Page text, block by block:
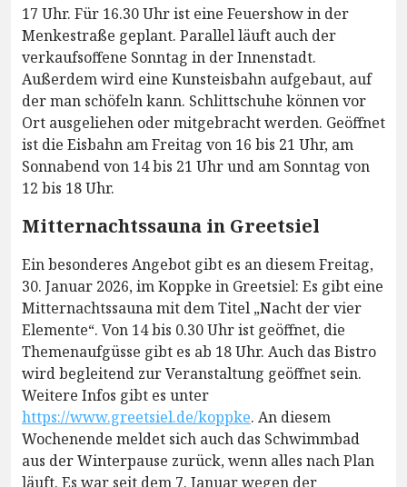
17 Uhr. Für 16.30 Uhr ist eine Feuershow in der
Menkestraße geplant. Parallel läuft auch der
verkaufsoffene Sonntag in der Innenstadt.
Außerdem wird eine Kunsteisbahn aufgebaut, auf
der man schöfeln kann. Schlittschuhe können vor
Ort ausgeliehen oder mitgebracht werden. Geöffnet
ist die Eisbahn am Freitag von 16 bis 21 Uhr, am
Sonnabend von 14 bis 21 Uhr und am Sonntag von
12 bis 18 Uhr.
Mitternachtssauna in Greetsiel
Ein besonderes Angebot gibt es an diesem Freitag,
30. Januar 2026, im Koppke in Greetsiel: Es gibt eine
Mitternachtssauna mit dem Titel „Nacht der vier
Elemente“. Von 14 bis 0.30 Uhr ist geöffnet, die
Themenaufgüsse gibt es ab 18 Uhr. Auch das Bistro
wird begleitend zur Veranstaltung geöffnet sein.
Weitere Infos gibt es unter
https://www.greetsiel.de/koppke. An diesem
Wochenende meldet sich auch das Schwimmbad
aus der Winterpause zurück, wenn alles nach Plan
läuft. Es war seit dem 7. Januar wegen der